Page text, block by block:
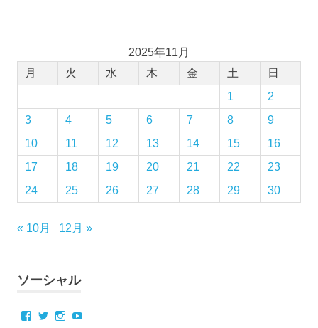
2025年11月
月
火 水 木 金 土
日
1
2
3
4 5 6 7 8
9
10
11 12 13 14 15
16
17
18 19 20 21 22
23
24
25 26 27 28 29 30
« 10月 12月 »
ソーシャル
Facebook
TwitterInstagram
YouTube